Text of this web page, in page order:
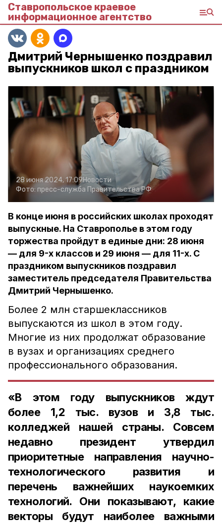
Ставропольское краевое
информационное агентство
Дмитрий Чернышенко поздравил
выпускников школ с праздником
28 июня 2024, 17:09Новости
Фото: пресс-служба Правительства РФ
В конце июня в российских школах проходят
выпускные. На Ставрополье в этом году
торжества пройдут в единые дни: 28 июня
— для 9-х классов и 29 июня — для 11-х. С
праздником выпускников поздравил
заместитель председателя Правительства
Дмитрий Чернышенко.
Более 2 млн старшеклассников
выпускаются из школ в этом году.
Многие из них продолжат образование
в вузах и организациях среднего
профессионального образования.
«В этом году выпускников ждут
более 1,2 тыс. вузов и 3,8 тыс.
колледжей нашей страны. Совсем
недавно президент утвердил
приоритетные направления научно-
технологического развития и
перечень важнейших наукоемких
технологий. Они показывают, какие
векторы будут наиболее важными